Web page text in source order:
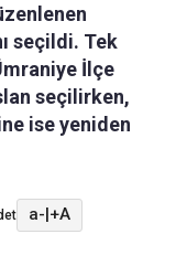
seçildi. Tek
İlçe
seçilirken,
ise yeniden
a- +A